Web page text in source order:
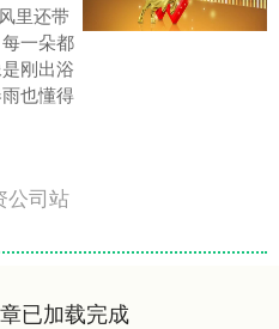
里还带
一朵都
刚出浴
也懂得
公司站
已加载完成